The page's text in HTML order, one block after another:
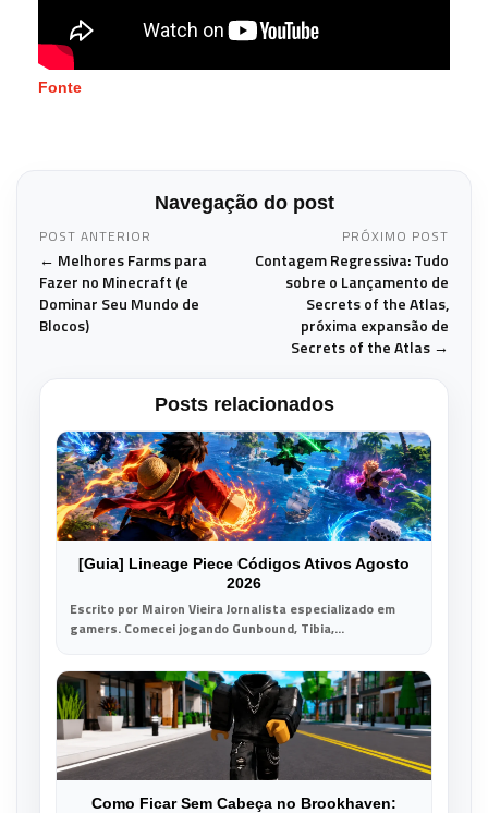
Fonte
Navegação do post
POST ANTERIOR
← Melhores Farms para
Fazer no Minecraft (e
Dominar Seu Mundo de
Blocos)
PRÓXIMO POST
Contagem Regressiva: Tudo
sobre o Lançamento de
Secrets of the Atlas,
próxima expansão de
Secrets of the Atlas →
Posts relacionados
[Guia] Lineage Piece Códigos Ativos Agosto
2026
Escrito por Mairon Vieira Jornalista especializado em
gamers. Comecei jogando Gunbound, Tibia,...
Como Ficar Sem Cabeça no Brookhaven: